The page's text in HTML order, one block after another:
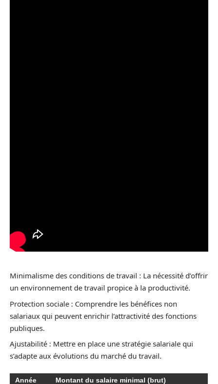
Minimalisme des conditions de travail : La nécessité d’offrir
un environnement de travail propice à la productivité.
Protection sociale : Comprendre les bénéfices non
salariaux qui peuvent enrichir l’attractivité des fonctions
publiques.
Ajustabilité : Mettre en place une stratégie salariale qui
s’adapte aux évolutions du marché du travail.
Année Montant du salaire minimal (brut)